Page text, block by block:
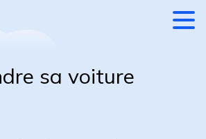
sa voiture